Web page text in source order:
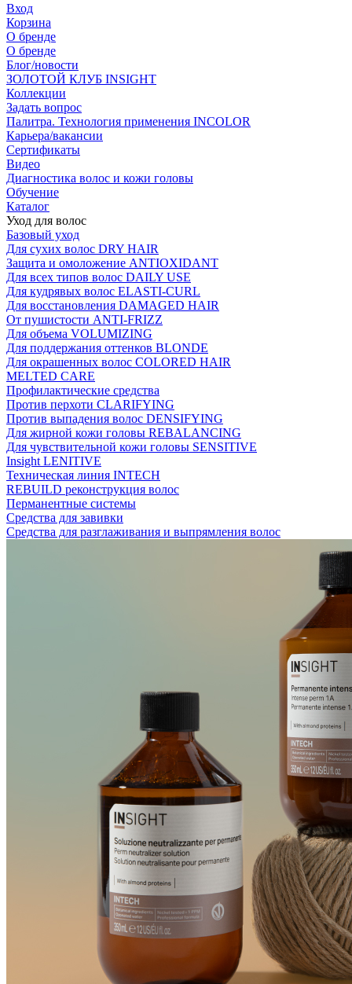
Вход
Корзина
О бренде
О бренде
Блог/новости
ЗОЛОТОЙ КЛУБ INSIGHT
Коллекции
Задать вопрос
Палитра. Технология применения INCOLOR
Карьера/вакансии
Сертификаты
Видео
Диагностика волос и кожи головы
Обучение
Каталог
Уход для волос
Базовый уход
Для сухих волос DRY HAIR
Защита и омоложение ANTIOXIDANT
Для всех типов волос DAILY USE
Для кудрявых волос ELASTI-CURL
Для восстановления DAMAGED HAIR
От пушистости ANTI-FRIZZ
Для объема VOLUMIZING
Для поддержания оттенков BLONDE
Для окрашенных волос COLORED HAIR
MELTED CARE
Профилактические средства
Против перхоти CLARIFYING
Против выпадения волос DENSIFYING
Для жирной кожи головы REBALANCING
Для чувствительной кожи головы SENSITIVE
Insight LENITIVE
Техническая линия INTECH
REBUILD реконструкция волос
Перманентные системы
Средства для завивки
Средства для разглаживания и выпрямления волос